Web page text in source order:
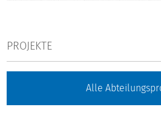
PROJEKTE
Alle